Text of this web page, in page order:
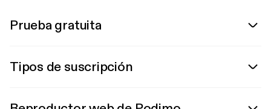
Prueba gratuita
Tipos de suscripción